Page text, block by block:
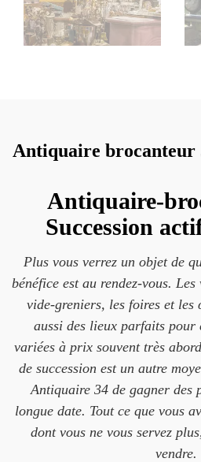
Antiquaire brocanteur
Antiquaire-
Succession
Plus vous verrez un objet de
bénéfice est au rendez-vous.
vide-greniers, les foires et les
aussi des lieux parfaits pour
variées à prix souvent très
de succession est un autre
Antiquaire 34 de gagner des
longue date. Tout ce que vous
dont vous ne vous servez
vendre.